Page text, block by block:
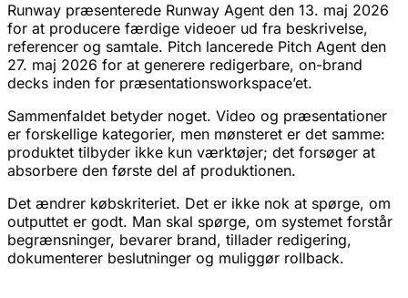
Runway præsenterede Runway Agent den 13. maj 2026
for at producere færdige videoer ud fra beskrivelse,
referencer og samtale. Pitch lancerede Pitch Agent den
27. maj 2026 for at generere redigerbare, on-brand
decks inden for præsentationsworkspace’et.
Sammenfaldet betyder noget. Video og præsentationer
er forskellige kategorier, men mønsteret er det samme:
produktet tilbyder ikke kun værktøjer; det forsøger at
absorbere den første del af produktionen.
Det ændrer købskriteriet. Det er ikke nok at spørge, om
outputtet er godt. Man skal spørge, om systemet forstår
begrænsninger, bevarer brand, tillader redigering,
dokumenterer beslutninger og muliggør rollback.